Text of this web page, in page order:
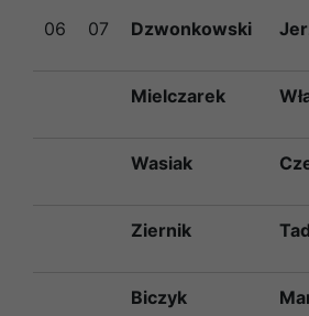
06 07 Dzwonkowski
Mielczarek
Wasiak
Ziernik
Biczyk